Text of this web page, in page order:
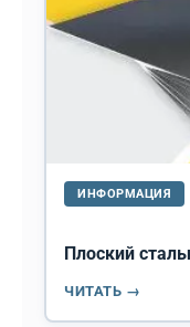
ИНФОРМАЦИЯ
Плоский
ЧИТАТЬ →